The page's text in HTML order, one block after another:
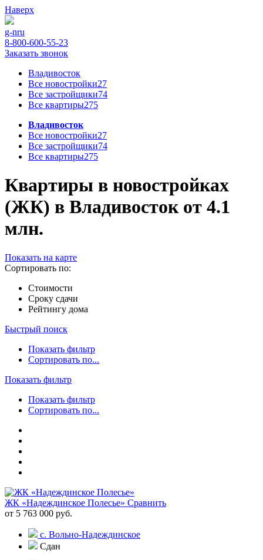
Наверх
g-nru
8-800-600-55-23
Заказать звонок
Владивосток
Все новостройки27
Все застройщики74
Все квартиры275
Владивосток
Все новостройки27
Все застройщики74
Все квартиры275
Квартиры в новостройках
(ЖК) в Владивосток от 4.1
млн.
Показать на карте
Сортировать по:
Стоимости
Сроку сдачи
Рейтингу дома
Быстрый поиск
Показать фильтр
Сортировать по...
Показать фильтр
Показать фильтр
Сортировать по...
ЖК «Надеждинское Полесье» Сравнить
от 5 763 000 руб.
с. Вольно-Надеждинское
Сдан